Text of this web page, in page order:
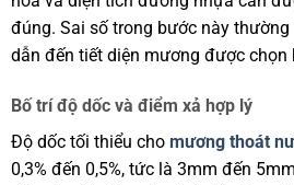
đúng. Sai số trong bước này
dẫn đến tiết diện mương được chọn
Bố trí độ dốc và điểm xả hợp lý
Độ dốc tối thiểu cho mương thoát
0,3% đến 0,5%, tức là 3mm đến